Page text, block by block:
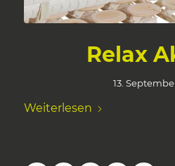
Relax
13.
Weiterlesen